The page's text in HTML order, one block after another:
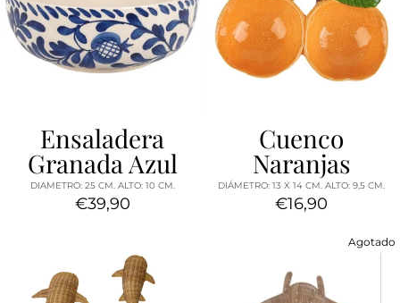
Ensaladera
Granada Azul
DIAMETRO: 25 CM. ALTO: 10 CM.
€39,90
Cuenco
Naranjas
DIÁMETRO: 13 X 14 CM. ALTO: 9,5 CM.
€16,90
Agotado